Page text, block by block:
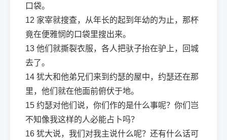
口袋。
12 家宰就搜查，从年长的起到年幼的为止，那杯
竟在便雅悯的口袋里搜出来。
13 他们就撕裂衣服，各人把驮子抬在驴上，回城
去了。
14 犹大和他弟兄们来到约瑟的屋中，约瑟还在那
里，他们就在他面前俯伏于地。
15 约瑟对他们说，你们作的是什么事呢？你们岂
不知像我这样的人必能占卜吗？
16 犹大说，我们对我主说什么呢？还有什么话可